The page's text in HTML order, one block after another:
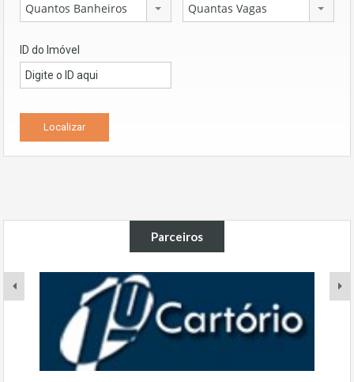
Quantos Banheiros Quantas Vagas
ID do Imóvel
Parceiros